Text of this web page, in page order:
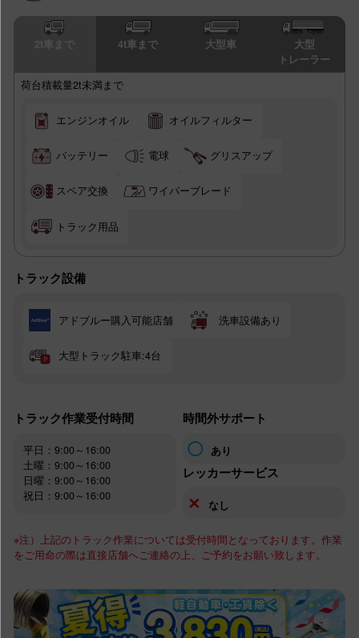
4t車まで 大型車
大型
トレーラー
荷台積載量2t未満まで
エンジンオイル オイルフィルター
バッテリー 電球 グリスアップ
スペア交換 ワイパーブレード
トラック用品
トラック設備
アドブルー購入可能店舗 洗車設備あり
大型トラック駐車:4台
トラック作業受付時間
平日：9:00～16:00
土曜：9:00～16:00
日曜：9:00～16:00
祝日：9:00～16:00
時間外サポート
◯ あり
レッカーサービス
✕ なし
※注）上記のトラック作業については受付時間となっております。作業
をご用命の際は直接店舗へご連絡の上、ご予約をお願い致します。